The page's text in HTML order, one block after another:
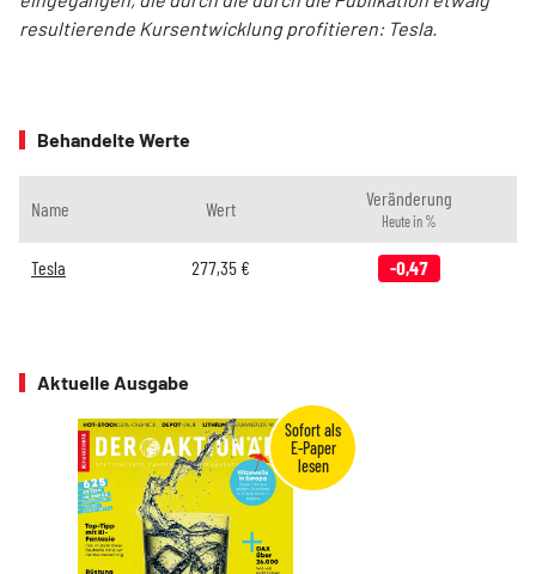
resultierende Kursentwicklung profitieren: Tesla.
Behandelte Werte
Name Wert Veränderung
Heute in %
Tesla 277,35 € -0,47
Aktuelle Ausgabe